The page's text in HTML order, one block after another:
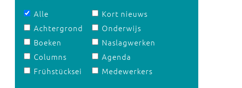
Alle
Achtergrond
Boeken
Columns
Frühstücksei
Kort nieuws
Onderwijs
Naslagwerken
Agenda
Medewerkers